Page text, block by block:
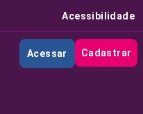
Acessibilidade
Acessar Cadastrar